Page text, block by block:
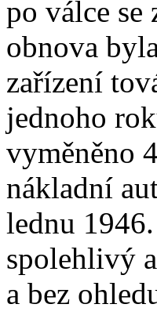
po válce se
obnova
zařízení
jednoho
vyměněno
nákladní
lednu
spolehlivý
a bez